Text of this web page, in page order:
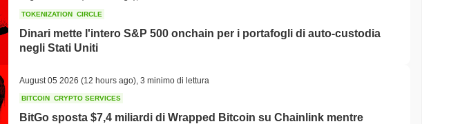
TOKENIZATION CIRCLE
Dinari mette l'intero S&P 500 onchain per i portafogli di auto-custodia
negli Stati Uniti
August 05 2026 (12 hours ago) 3 minimo di lettura
BITCOIN CRYPTO SERVICES
BitGo sposta $7,4 miliardi di Wrapped Bitcoin su Chainlink mentre